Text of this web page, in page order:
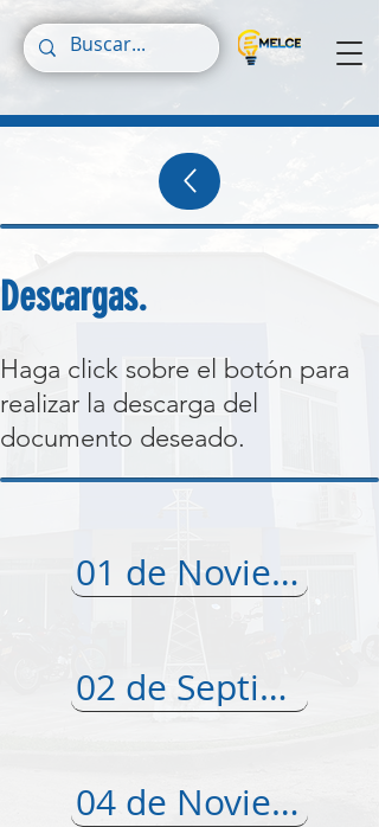
Descargas.
Haga click sobre el botón para
realizar la descarga del
documento deseado.
01 de Noviembre del 2025 - Inirída
02 de Septiembre del 2025 - Inirída
04 de Noviembre del 2025 - Inirída